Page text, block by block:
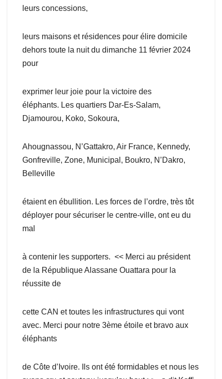
leurs concessions,
leurs maisons et résidences pour élire domicile
dehors toute la nuit du dimanche 11 février 2024
pour
exprimer leur joie pour la victoire des
éléphants. Les quartiers Dar-Es-Salam,
Djamourou, Koko, Sokoura,
Ahougnassou, N’Gattakro, Air France, Kennedy,
Gonfreville, Zone, Municipal, Boukro, N’Dakro,
Belleville
étaient en ébullition. Les forces de l’ordre, très tôt
déployer pour sécuriser le centre-ville, ont eu du
mal
à contenir les supporters. << Merci au président
de la République Alassane Ouattara pour la
réussite de
cette CAN et toutes les infrastructures qui vont
avec. Merci pour notre 3ème étoile et bravo aux
éléphants
de Côte d’Ivoire. Ils ont été formidables et nous les